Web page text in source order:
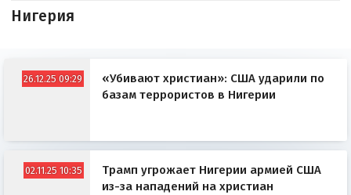
Нигерия
26.12.25 09:29
«Убивают христиан»: США ударили по
базам террористов в Нигерии
02.11.25 10:35
Трамп угрожает Нигерии армией США
из-за нападений на христиан